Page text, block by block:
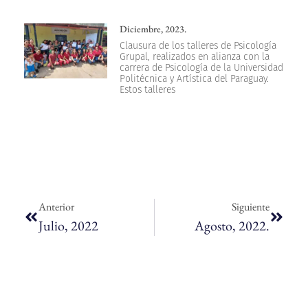
Diciembre, 2023.
Clausura de los talleres de Psicología
Grupal, realizados en alianza con la
carrera de Psicología de la Universidad
Politécnica y Artística del Paraguay.
Estos talleres
Anterior
Julio, 2022
Siguiente
Agosto, 2022.